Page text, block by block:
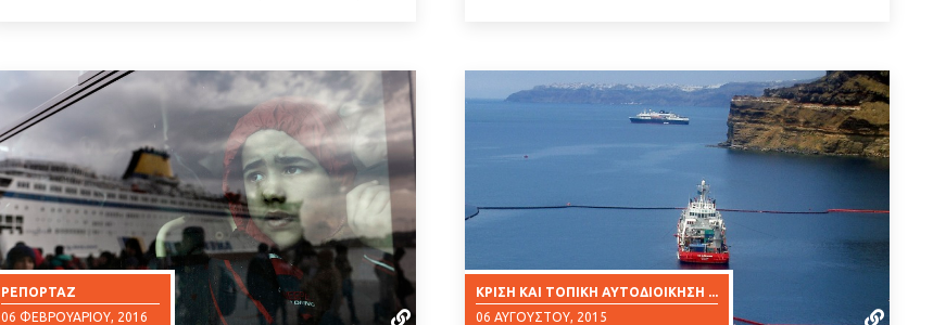
ΡΕΠΟΡΤΆΖ
06 ΦΕΒΡΟΥΑΡΊΟΥ, 2016
ΚΡΊΣΗ ΚΑΙ ΤΟΠΙΚΉ ΑΥΤΟΔΙΟΊΚΗΣΗ ...
06 ΑΥΓΟΎΣΤΟΥ, 2015